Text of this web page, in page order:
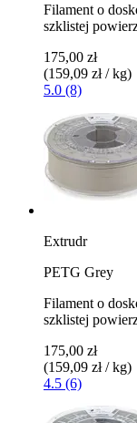
Filament o
szklistej
175,00 zł
(159,09 zł / kg)
5.0 (8)
Extrudr
PETG Grey
Filament o
szklistej
175,00 zł
(159,09 zł / kg)
4.5 (6)